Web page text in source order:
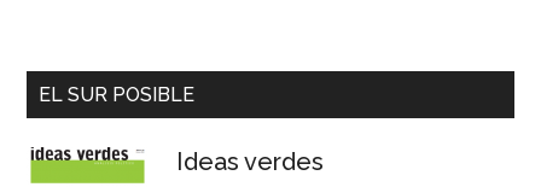
EL SUR POSIBLE
Ideas verdes